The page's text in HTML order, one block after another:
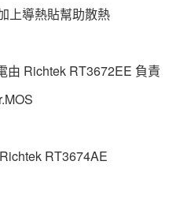
上導熱貼幫助散熱
由 Richtek RT3672EE 負責
RT3674AE